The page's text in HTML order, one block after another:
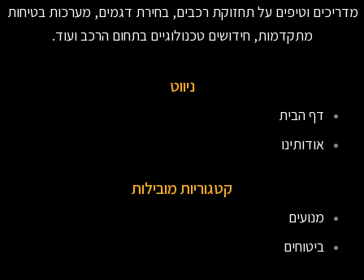
מדריכים וטיפים על תחזוקת רכבים, בחירת דגמים, מערכות בטיחות
מתקדמות, חידושים טכנולוגיים בתחום הרכב ועוד.
ניווט
דף הבית
אודותינו
קטגוריות מובילות
מנועים
ביטוחים